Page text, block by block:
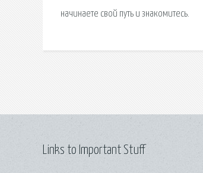
начинаете свой путь и знакомитесь.
Links to Important Stuff